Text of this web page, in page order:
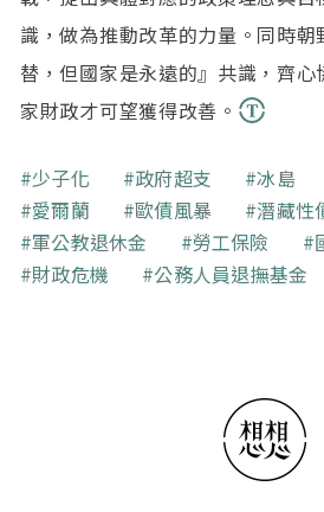
識，做為推動改革的力量。同時
替，但國家是永遠的』共識，齊
家財政才可望獲得改善。
關鍵字
少子化 政府超支 冰島
愛爾蘭
歐債風暴
潛藏性
軍公教退休金
勞工保險
財政危機
公務人員退撫基金